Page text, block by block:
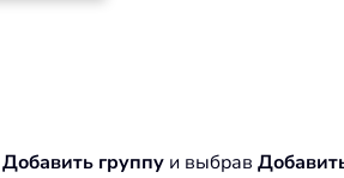
Добавить группу и выбрав